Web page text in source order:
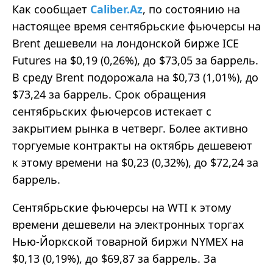
Как сообщает Caliber.Az, по состоянию на
настоящее время сентябрьские фьючерсы на
Brent дешевели на лондонской бирже ICE
Futures на $0,19 (0,26%), до $73,05 за баррель.
В среду Brent подорожала на $0,73 (1,01%), до
$73,24 за баррель. Срок обращения
сентябрьских фьючерсов истекает с
закрытием рынка в четверг. Более активно
торгуемые контракты на октябрь дешевеют
к этому времени на $0,23 (0,32%), до $72,24 за
баррель.
Сентябрьские фьючерсы на WTI к этому
времени дешевели на электронных торгах
Нью-Йоркской товарной биржи NYMEX на
$0,13 (0,19%), до $69,87 за баррель. За